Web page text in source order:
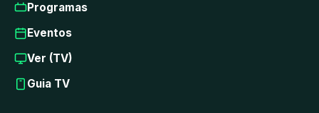
Programas
Eventos
Ver (TV)
Guia TV